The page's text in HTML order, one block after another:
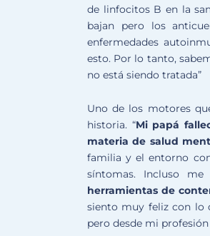
de linfocitos B en la
bajan pero los
enfermedades
esto. Por lo tanto,
no está siendo tratada”
Uno de los motores
historia. “Mi papá
materia de salud
familia y el entorno
síntomas. Incluso
herramientas de
siento muy feliz con lo
pero desde mi